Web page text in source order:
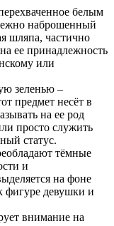
белым
наброшенный
шляпа, частично
ее принадлежность
или
зеленью –
предмет несёт в
на ее род
просто служить
статус.
тёмные
и
на фоне
фигуре девушки и
внимание на